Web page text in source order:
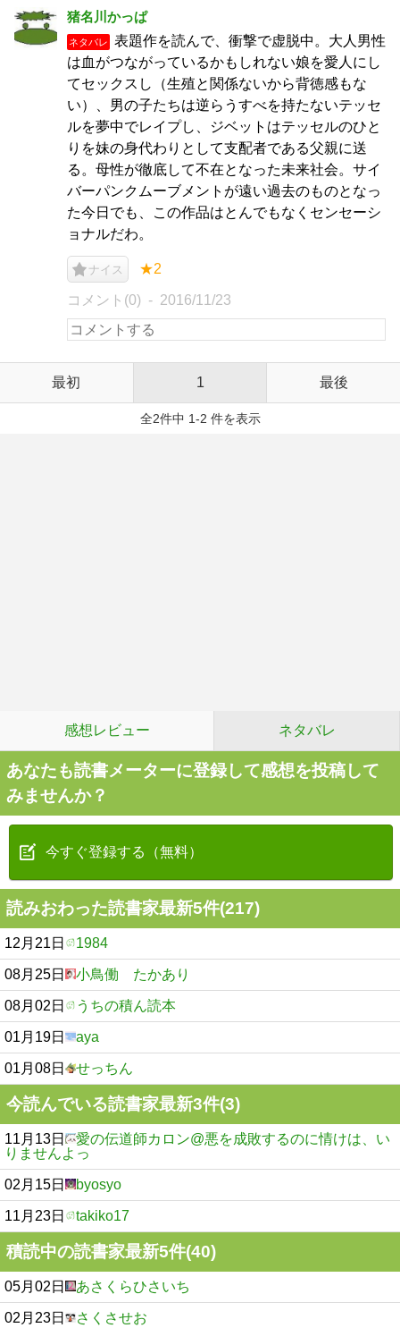
猪名川かっぱ
ネタバレ
表題作を読んで、衝撃で虚脱中。大人男性
は血がつながっているかもしれない娘を愛人にし
てセックスし（生殖と関係ないから背徳感もな
い）、男の子たちは逆らうすべを持たないテッセ
ルを夢中でレイプし、ジベットはテッセルのひと
りを妹の身代わりとして支配者である父親に送
る。母性が徹底して不在となった未来社会。サイ
バーパンクムーブメントが遠い過去のものとなっ
た今日でも、この作品はとんでもなくセンセーシ
ョナルだわ。
ナイス ★2
コメント(0) 2016/11/23
最初 1 最後
全2件中 1-2 件を表示
感想レビュー ネタバレ
あなたも読書メーターに登録して感想を投稿して
みませんか？
今すぐ登録する（無料）
読みおわった読書家最新5件(217)
12月21日 1984
08月25日 小鳥働 たかあり
08月02日 うちの積ん読本
01月19日 aya
01月08日 せっちん
今読んでいる読書家最新3件(3)
11月13日
愛の伝道師カロン@悪を成敗するのに情けは、い
りませんよっ
02月15日 byosyo
11月23日 takiko17
積読中の読書家最新5件(40)
05月02日 あさくらひさいち
02月23日 さくさせお